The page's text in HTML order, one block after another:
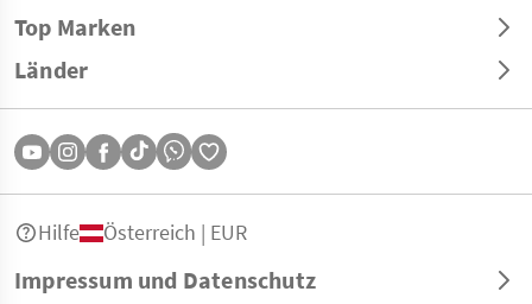
Top Marken
Länder
Impressum und Datenschutz
Hilfe Österreich | EUR